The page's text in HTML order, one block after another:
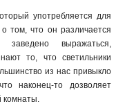
употребляется для
том, что он различается
заведено выражаться,
то, что светильники
из нас привыкло
наконец-то дозволяет
комнаты.